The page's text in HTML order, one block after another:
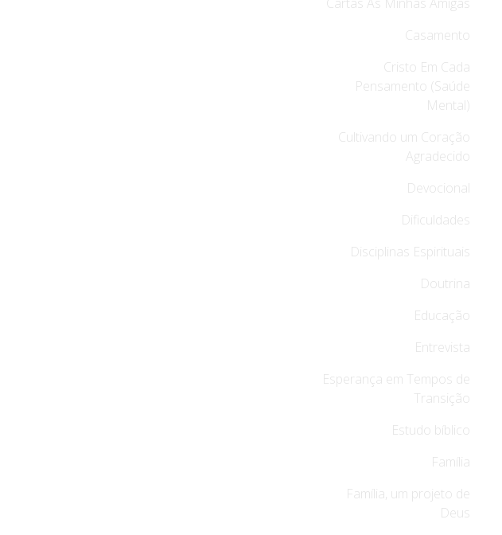
Casamento
Cristo Em Cada
Pensamento (Saúde
Mental)
Cultivando um Coração
Agradecido
Devocional
Dificuldades
Disciplinas Espirituais
Doutrina
Educação
Entrevista
Esperança em Tempos de
Transição
Estudo bíblico
Família
Família, um projeto de
Deus